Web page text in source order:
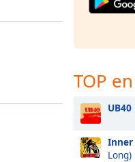
TOP
UB40
Inner
Long)